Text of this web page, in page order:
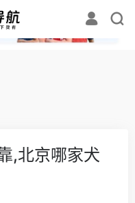
✕
,北京哪家犬